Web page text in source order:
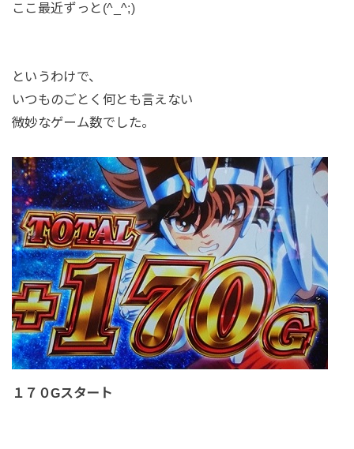
ここ最近ずっと(^_^;)
というわけで、
いつものごとく何とも言えない
微妙なゲーム数でした。
１７０Gスタート